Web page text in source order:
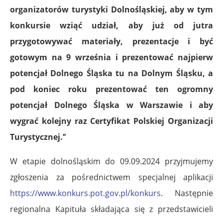
organizatorów turystyki Dolnośląskiej, aby w tym
konkursie wziąć udział, aby już od jutra
przygotowywać materiały, prezentacje i być
gotowym na 9 września i prezentować najpierw
potencjał Dolnego Śląska tu na Dolnym Śląsku, a
pod koniec roku prezentować ten ogromny
potencjał Dolnego Śląska w Warszawie i aby
wygrać kolejny raz Certyfikat Polskiej Organizacji
Turystycznej.’’
W etapie dolnośląskim do 09.09.2024 przyjmujemy
zgłoszenia za pośrednictwem specjalnej aplikacji
https://www.konkurs.pot.gov.pl/konkurs. Następnie
regionalna Kapituła składająca się z przedstawicieli